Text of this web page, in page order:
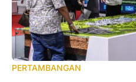
PERTAMBANGAN